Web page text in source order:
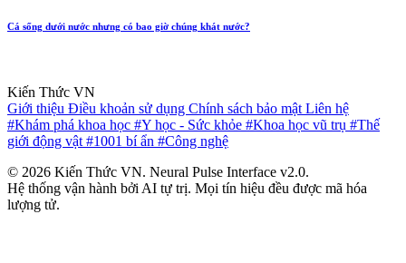
Cá sống dưới nước nhưng có bao giờ chúng khát nước?
Kiến Thức VN
Giới thiệu Điều khoản sử dụng Chính sách bảo mậtLiên hệ
#Khám phá khoa học #Y học - Sức khỏe #Khoa học vũ trụ #Thế
giới động vật#1001 bí ẩn #Công nghệ
© 2026 Kiến Thức VN. Neural Pulse Interface v2.0.
Hệ thống vận hành bởi AI tự trị. Mọi tín hiệu đều được mã hóa
lượng tử.